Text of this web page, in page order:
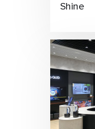
Shine